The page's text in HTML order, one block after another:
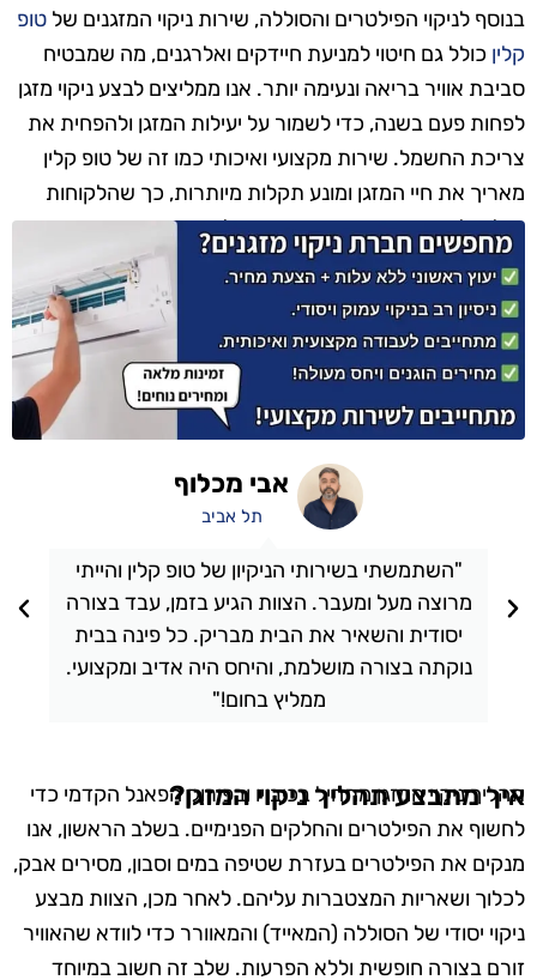
בנוסף לניקוי הפילטרים והסוללה, שירות ניקוי המזגנים של טופ
קלין כולל גם חיטוי למניעת חיידקים ואלרגנים, מה שמבטיח
סביבת אוויר בריאה ונעימה יותר. אנו ממליצים לבצע ניקוי מזגן
לפחות פעם בשנה, כדי לשמור על יעילות המזגן ולהפחית את
צריכת החשמל. שירות מקצועי ואיכותי כמו זה של טופ קלין
מאריך את חיי המזגן ומונע תקלות מיותרות, כך שהלקוחות
יכולים ליהנות ממזגן תקין, נקי ומוכן לעבודה.
"השתמשתי בשירותי הניקיון של טופ קלין והייתי
מרוצה מעל ומעבר. הצוות הגיע בזמן, עבד בצורה
יסודית והשאיר את הבית מבריק. כל פינה בבית
נוקתה בצורה מושלמת, והיחס היה אדיב ומקצועי.
ממליץ בחום!"
אבי מכלוף
תל אביב
איך מתבצע תהליך ניקוי המזגן?
תהליך ניקוי המזגן מתחיל בכיבויו ובפירוק הפאנל הקדמי כדי
לחשוף את הפילטרים והחלקים הפנימיים. בשלב הראשון, אנו
מנקים את הפילטרים בעזרת שטיפה במים וסבון, מסירים אבק,
לכלוך ושאריות המצטברות עליהם. לאחר מכן, הצוות מבצע
ניקוי יסודי של הסוללה (המאייד) והמאוורר כדי לוודא שהאוויר
זורם בצורה חופשית וללא הפרעות. שלב זה חשוב במיוחד